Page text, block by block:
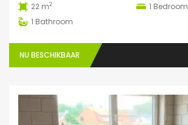
22 m2 1 Bedroom
1 Bathroom
NU BESCHIKBAAR